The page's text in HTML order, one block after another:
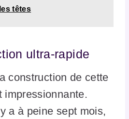
têtes
ultra-rapide
construction de cette
impressionnante.
a à peine sept mois,